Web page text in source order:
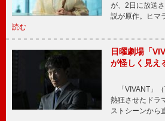
が、2日に放送
説が原作。ヒマ
読む
日曜劇場「
が怪しく見え
「VIVANT」
熱狂させたドラ
ストシーンから